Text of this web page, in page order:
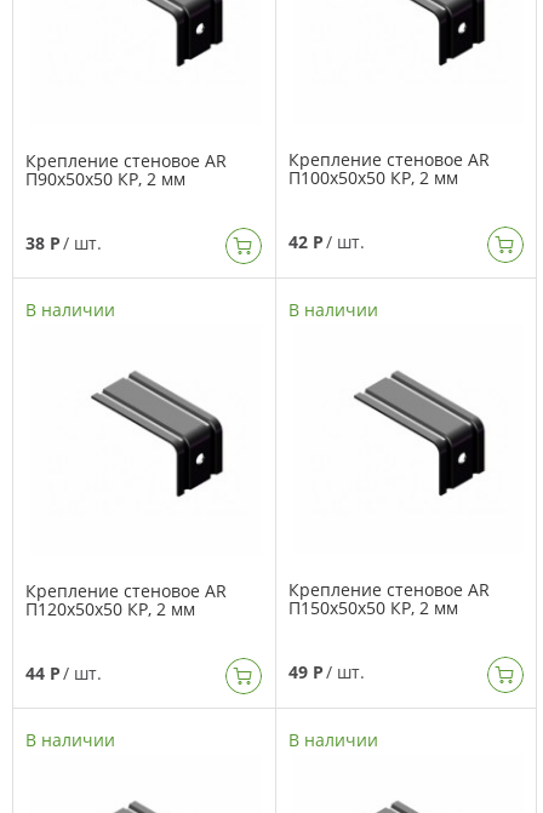
Крепление стеновое AR
П90х50х50 КР, 2 мм
38 Р/ шт.
Крепление стеновое AR
П100х50х50 КР, 2 мм
42 Р/ шт.
В наличии
Крепление стеновое AR
П120х50х50 КР, 2 мм
44 Р/ шт.
В наличии
Крепление стеновое AR
П150х50х50 КР, 2 мм
49 Р/ шт.
В наличии В наличии